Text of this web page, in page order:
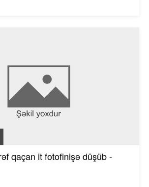
qaçan it fotofinişə düşüb -